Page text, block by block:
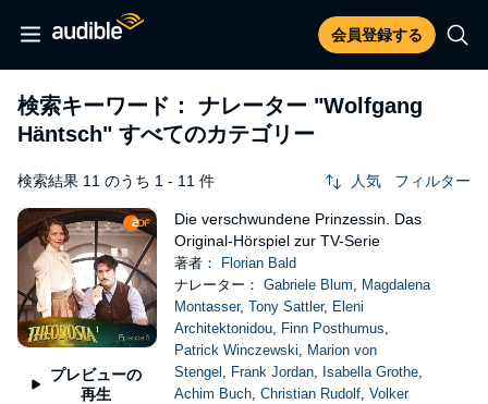
会員登録する
検索キーワード： ナレーター "Wolfgang
Häntsch" すべてのカテゴリー
検索結果 11 のうち 1 - 11 件 人気 フィルター
プレビューの
再生
Die verschwundene Prinzessin. Das
Original-Hörspiel zur TV-Serie
著者：
Florian Bald
ナレーター： Gabriele Blum, Magdalena
Montasser, Tony Sattler, Eleni
Architektonidou, Finn Posthumus,
Patrick Winczewski, Marion von
Stengel , Frank Jordan, Isabella Grothe,
Achim Buch, Christian Rudolf, Volker